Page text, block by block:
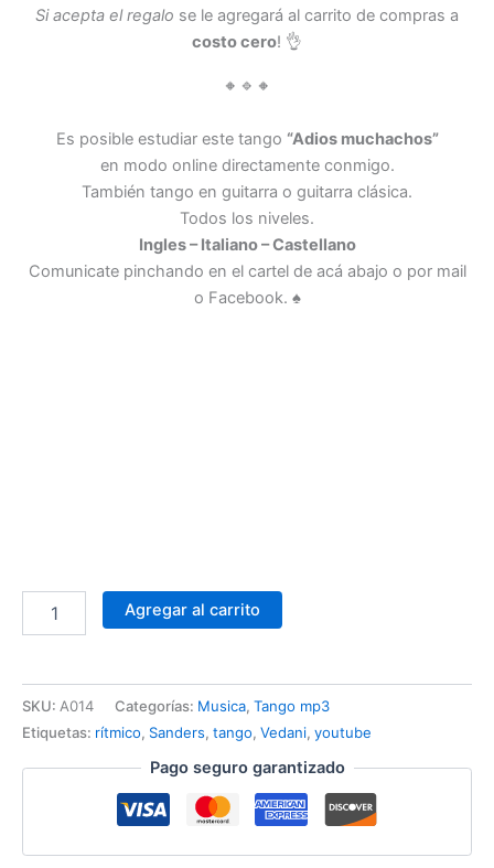
Si acepta el regalo se le agregará al carrito de compras a
costo cero! 👌
🔸🔹🔸
Es posible estudiar este tango “Adios muchachos”
en modo online directamente conmigo.
También tango en guitarra o guitarra clásica.
Todos los niveles.
Ingles – Italiano – Castellano
Comunicate pinchando en el cartel de acá abajo o por mail
o Facebook. ♠
Agregar al carrito
SKU: A014 Categorías: Musica, Tango mp3
Etiquetas: rítmico, Sanders, tango, Vedani, youtube
Pago seguro garantizado